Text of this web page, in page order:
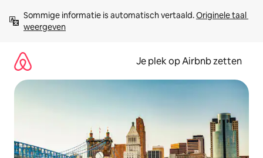
direct
naar
Sommige informatie is automatisch vertaald. Originele taal
weergeven
Je plek op Airbnb zetten